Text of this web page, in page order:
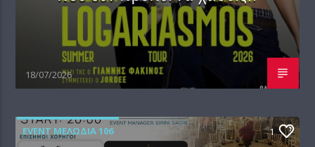
18/07/2026
EVENT ΜΕΛΩΔΊΑ 106 1